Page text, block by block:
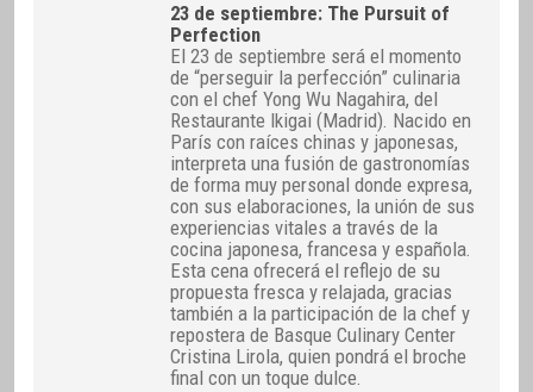
23 de septiembre: The Pursuit of
Perfection
El 23 de septiembre será el momento
de “perseguir la perfección” culinaria
con el chef Yong Wu Nagahira, del
Restaurante Ikigai (Madrid). Nacido en
París con raíces chinas y japonesas,
interpreta una fusión de gastronomías
de forma muy personal donde expresa,
con sus elaboraciones, la unión de sus
experiencias vitales a través de la
cocina japonesa, francesa y española.
Esta cena ofrecerá el reflejo de su
propuesta fresca y relajada, gracias
también a la participación de la chef y
repostera de Basque Culinary Center
Cristina Lirola, quien pondrá el broche
final con un toque dulce.